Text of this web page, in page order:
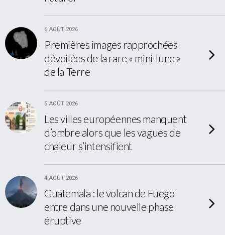
6 AOÛT 2026
Premières images rapprochées
dévoilées de la rare « mini-lune »
de la Terre
5 AOÛT 2026
Les villes européennes manquent
d’ombre alors que les vagues de
chaleur s’intensifient
4 AOÛT 2026
Guatemala : le volcan de Fuego
entre dans une nouvelle phase
éruptive